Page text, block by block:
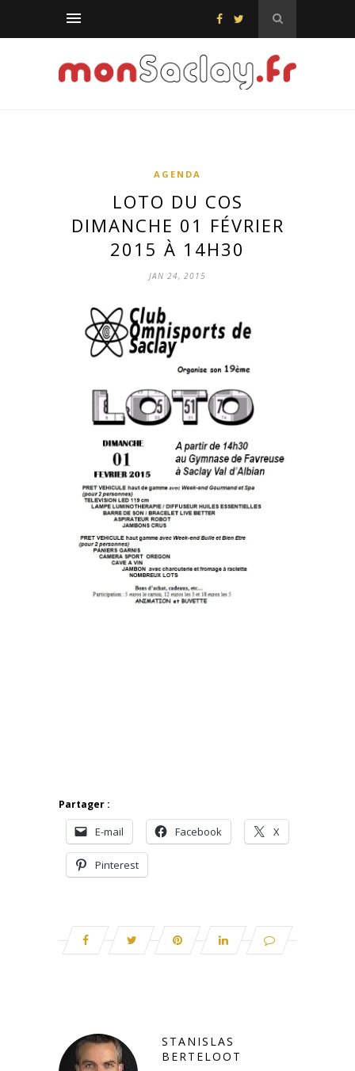
AGENDA
LOTO DU COS
DIMANCHE 01 FÉVRIER
2015 À 14H30
JAN 24, 2015
Partager :
E-mail Facebook X
Pinterest
STANISLAS
BERTELOOT